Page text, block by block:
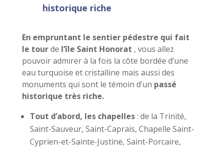
historique riche
En empruntant le sentier pédestre qui fait
le tourde l’île Saint Honorat , vous allez
pouvoir admirer à la fois la côte bordée d’une
eau turquoise et cristalline mais aussi des
monuments qui sont le témoin d’un passé
historique très riche.
Tout d’abord, les chapelles: de la Trinité,
Saint-Sauveur, Saint-Caprais, Chapelle Saint-
Cyprien-et-Sainte-Justine, Saint-Porcaire,